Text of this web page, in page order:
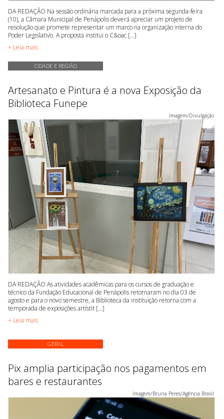
DA REDAÇÃO Na sessão ordinária marcada para a próxima segunda-feira
(10), a Câmara Municipal de Penápolis deverá apreciar um projeto de
resolução que promete representar um marco na organização interna do
Poder Legislativo. A proposta institui o C&oac [...]
+ Leia mais
CIDADE E REGIÃO
Artesanato e Pintura é a nova Exposição da
Biblioteca Funepe
Imagem/Divulgação
DA REDAÇÃO As atividades acadêmicas para os cursos de graduação e
técnico da Fundação Educacional de Penápolis retornaram no dia 03 de
agosto e para o novo semestre, a Biblioteca da instituição retorna com a
temporada de exposições artístit [...]
+ Leia mais
GERAL
Pix amplia participação nos pagamentos em
bares e restaurantes
Imagem/Bruna Peres/Agência Brasil